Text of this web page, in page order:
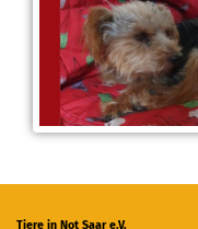
Tiere in Not Saar e.V.